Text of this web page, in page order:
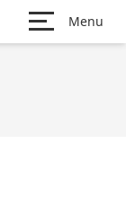
Menu